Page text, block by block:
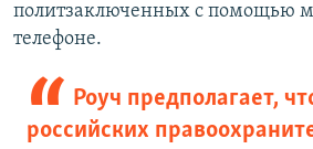
политзаключенных с помощью
телефоне.
Роуч предполагает,
российских